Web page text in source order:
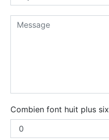
Combien font huit plus six